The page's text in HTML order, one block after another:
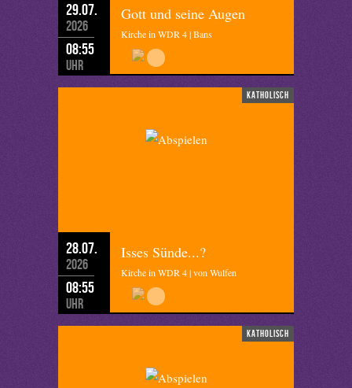
29.07.
2026
08:55
Uhr
Gott und seine Augen
Kirche in WDR 4 | Bans
katholisch
28.07.
2026
08:55
Uhr
Isses Sünde...?
Kirche in WDR 4 | von Wulfen
katholisch